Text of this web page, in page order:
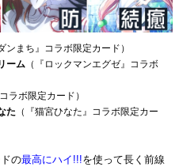
ンまち』コラボ限定カード）
ーム （『ロックマンエグゼ』コラボ
ラボ限定カード）
た （『猫宮ひなた』コラボ限定カー
の最高にハイ!!!を使って長く前線